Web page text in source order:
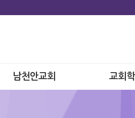
남천안교회 교회